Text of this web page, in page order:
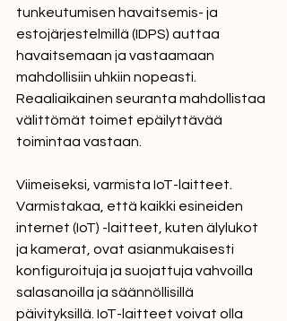
tunkeutumisen havaitsemis- ja
estojärjestelmillä (IDPS) auttaa
havaitsemaan ja vastaamaan
mahdollisiin uhkiin nopeasti.
Reaaliaikainen seuranta mahdollistaa
välittömät toimet epäilyttävää
toimintaa vastaan.
Viimeiseksi, varmista IoT-laitteet.
Varmistakaa, että kaikki esineiden
internet (IoT) -laitteet, kuten älylukot
ja kamerat, ovat asianmukaisesti
konfiguroituja ja suojattuja vahvoilla
salasanoilla ja säännöllisillä
päivityksillä. IoT-laitteet voivat olla